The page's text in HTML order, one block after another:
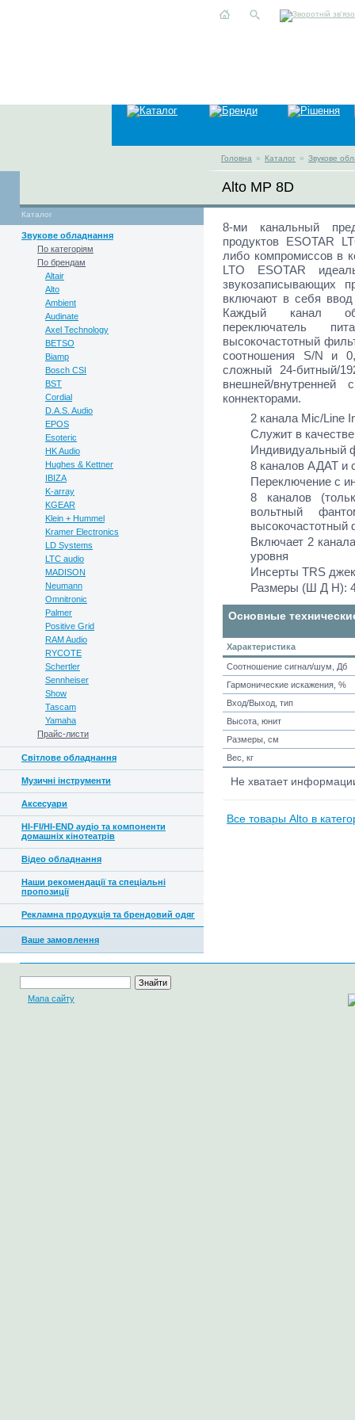
Головна » Каталог » Звукове
Alto MP 8D
Каталог
Звукове обладнання
По категоріям
По брендам
Altair
Alto
Ambient
Audinate
Axel Technology
BETSO
Biamp
Bosch CSI
BST
Cordial
D.A.S. Audio
EPOS
Esoteric
HK Audio
Hughes & Kettner
IBIZA
K-array
KGEAR
Klein + Hummel
Kramer Electronics
LD Systems
LTC audio
MADISON
Neumann
Omnitronic
Palmer
Positive Grid
RAM Audio
RYCOTE
Schertler
Sennheiser
Show
Tascam
Yamaha
Прайс-листи
Світлове обладнання
Музичні інструменти
Аксесуари
HI-FI/HI-END аудіо та компоненти
домашніх кінотеатрів
Відео обладнання
Наши рекомендації та спеціальні
пропозиції
Рекламна продукція та брендовий одяг
Ваше замовлення
8-ми канальный
продуктов ESOTAR
либо компромиссов в
LTO ESOTAR
включают в себя ввод
Каждый канал
переключатель
высокочастотный
соотношения S/N и
сложный 24-битный/
внешней/
коннекторами.
2 канала Mic/Line
Служит в
Индивидуальный
8 каналов АДАТ и
Переключение с
8 каналов
вольтный
высокочастотный
Включает 2
уровня
Инсерты TRS джек
Размеры (Ш Д Н):
Основные
Характеристика
Соотношение сигнал/шум, Дб
Гармонические искажения, %
Вход/Выход, тип
Высота, юнит
Размеры, см
Вес, кг
Не хватает
Все товары Alto в
Мапа сайту